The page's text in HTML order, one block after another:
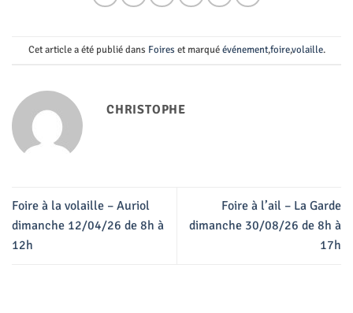
Cet article a été publié dans Foires et marquéévénement,foire,volaille.
CHRISTOPHE
Foire à la volaille – Auriol
dimanche 12/04/26 de 8h à
12h
Foire à l’ail – La Garde
dimanche 30/08/26 de 8h à
17h